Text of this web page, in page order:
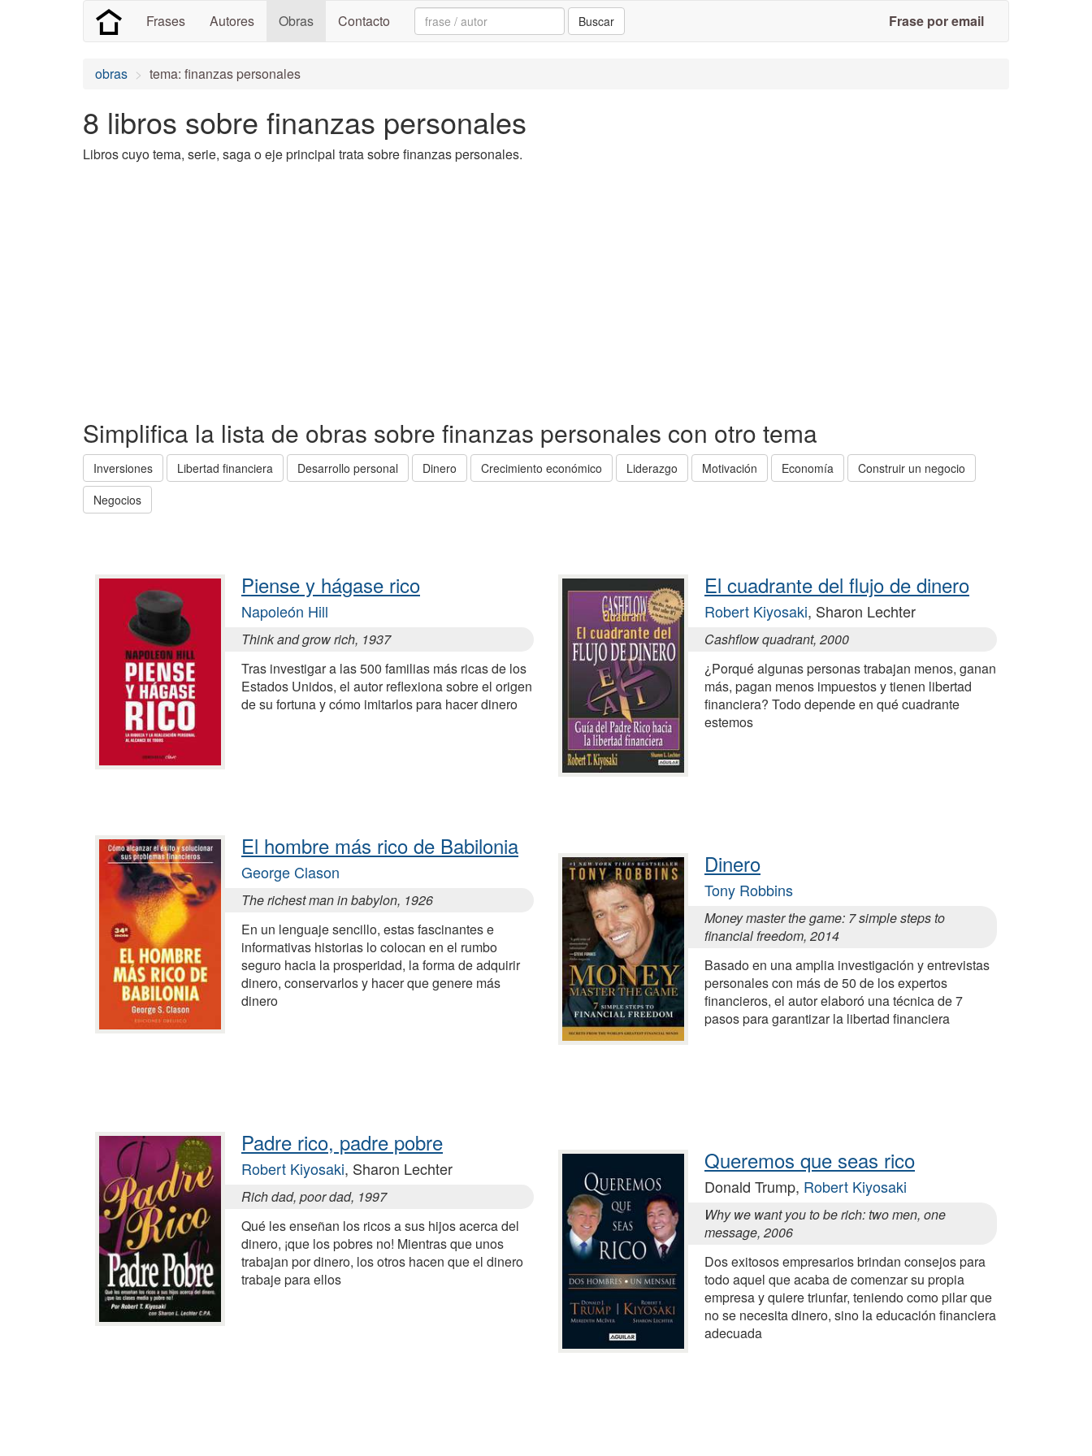
Frases Autores Obras Contacto Search: Buscar Frase por email
obras tema: finanzas personales
8 libros sobre finanzas personales
Libros cuyo tema, serie, saga o eje principal trata sobre finanzas personales.
Simplifica la lista de obras sobre finanzas personales con otro tema
Inversiones Libertad financiera Desarrollo personal Dinero Crecimiento económico Liderazgo Motivación Economía
Construir un negocio
Negocios
Piense y hágase rico
Napoleón Hill
Think and grow rich, 1937
Tras investigar a las 500 familias más ricas de los
Estados Unidos, el autor reflexiona sobre el origen
de su fortuna y cómo imitarlos para hacer dinero
El hombre más rico de Babilonia
George Clason
The richest man in babylon, 1926
En un lenguaje sencillo, estas fascinantes e
informativas historias lo colocan en el rumbo
seguro hacia la prosperidad, la forma de adquirir
dinero, conservarlos y hacer que genere más
dinero
Padre rico, padre pobre
Robert Kiyosaki, Sharon Lechter
Rich dad, poor dad, 1997
Qué les enseñan los ricos a sus hijos acerca del
dinero, ¡que los pobres no! Mientras que unos
trabajan por dinero, los otros hacen que el dinero
trabaje para ellos
El cuadrante del flujo de dinero
Robert Kiyosaki, Sharon Lechter
Cashflow quadrant, 2000
¿Porqué algunas personas trabajan menos, ganan
más, pagan menos impuestos y tienen libertad
financiera? Todo depende en qué cuadrante
estemos
Dinero
Tony Robbins
Money master the game: 7 simple steps to
financial freedom, 2014
Basado en una amplia investigación y entrevistas
personales con más de 50 de los expertos
financieros, el autor elaboró una técnica de 7
pasos para garantizar la libertad financiera
Queremos que seas rico
Donald Trump, Robert Kiyosaki
Why we want you to be rich: two men, one
message, 2006
Dos exitosos empresarios brindan consejos para
todo aquel que acaba de comenzar su propia
empresa y quiere triunfar, teniendo como pilar que
no se necesita dinero, sino la educación financiera
adecuada